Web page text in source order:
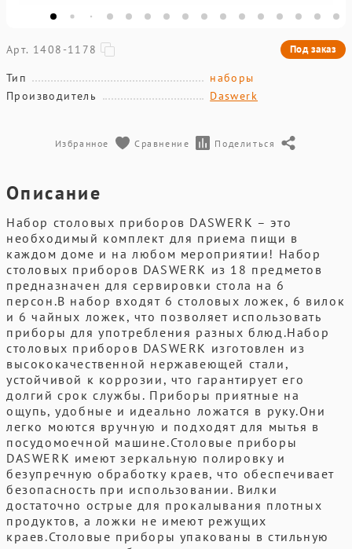
Арт. 1408-1178 Под заказ
Тип
наборы
Производитель
Daswerk
Избранное Сравнение Поделиться
Описание
Набор столовых приборов DASWERK – это
необходимый комплект для приема пищи в
каждом доме и на любом мероприятии! Набор
столовых приборов DASWERK из 18 предметов
предназначен для сервировки стола на 6
персон.В набор входят 6 столовых ложек, 6 вилок
и 6 чайных ложек, что позволяет использовать
приборы для употребления разных блюд.Набор
столовых приборов DASWERK изготовлен из
высококачественной нержавеющей стали,
устойчивой к коррозии, что гарантирует его
долгий срок службы. Приборы приятные на
ощупь, удобные и идеально ложатся в руку.Они
легко моются вручную и подходят для мытья в
посудомоечной машине.Столовые приборы
DASWERK имеют зеркальную полировку и
безупречную обработку краев, что обеспечивает
безопасность при использовании. Вилки
достаточно острые для прокалывания плотных
продуктов, а ложки не имеют режущих
краев.Столовые приборы упакованы в стильную